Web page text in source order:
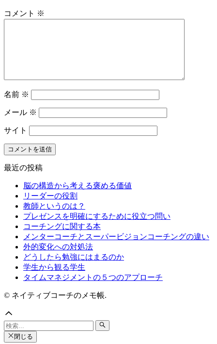
コメント ※
名前 ※
メール ※
サイト
最近の投稿
脳の構造から考える褒める価値
リーダーの役割
教師というのは？
プレゼンスを明確にするために役立つ問い
コーチングに関する本
メンターコーチとスーパービジョンコーチングの違い
外的変化への対処法
どうしたら勉強にはまるのか
学生から観る学生
タイムマネジメントの５つのアプローチ
© ネイティブコーチのメモ帳.
閉じる